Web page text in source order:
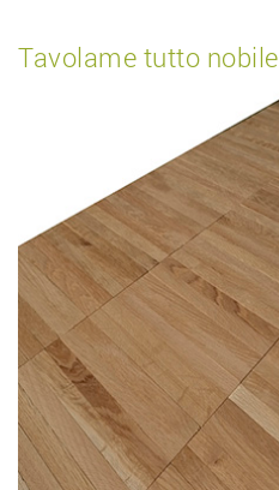
Tavolame tutto nobile